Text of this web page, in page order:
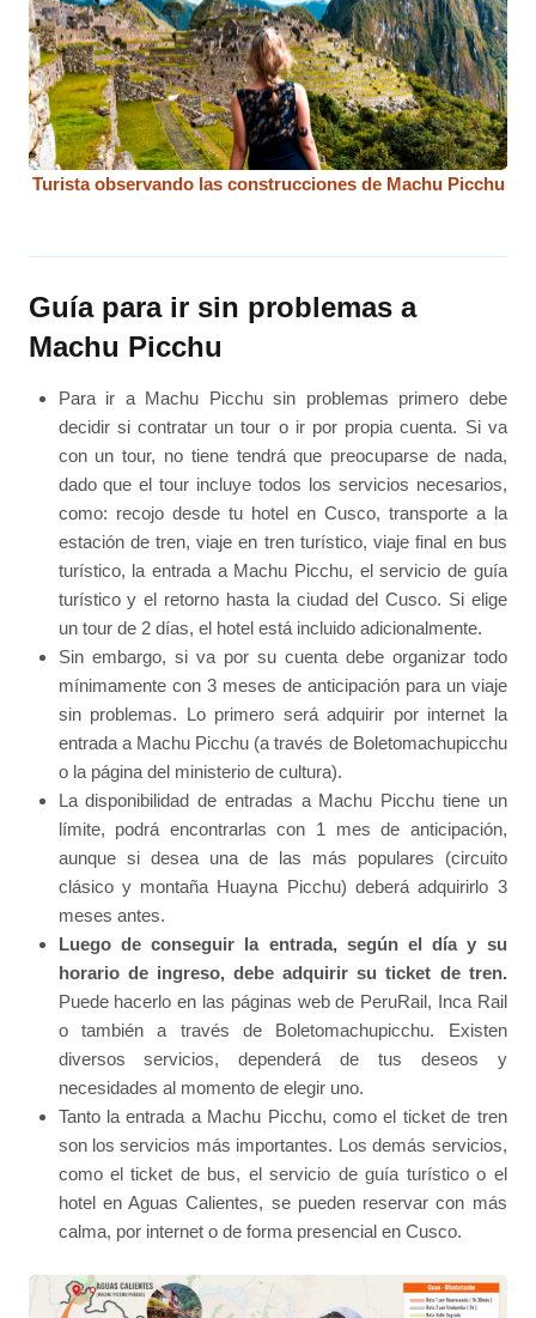
Turista observando las construcciones de Machu Picchu
Guía para ir sin problemas a
Machu Picchu
Para ir a Machu Picchu sin problemas primero debe
decidir si contratar un tour o ir por propia cuenta. Si va
con un tour, no tiene tendrá que preocuparse de nada,
dado que el tour incluye todos los servicios necesarios,
como: recojo desde tu hotel en Cusco, transporte a la
estación de tren, viaje en tren turístico, viaje final en bus
turístico, la entrada a Machu Picchu, el servicio de guía
turístico y el retorno hasta la ciudad del Cusco. Si elige
un tour de 2 días, el hotel está incluido adicionalmente.
Sin embargo, si va por su cuenta debe organizar todo
mínimamente con 3 meses de anticipación para un viaje
sin problemas. Lo primero será adquirir por internet la
entrada a Machu Picchu (a través de Boletomachupicchu
o la página del ministerio de cultura).
La disponibilidad de entradas a Machu Picchu tiene un
límite, podrá encontrarlas con 1 mes de anticipación,
aunque si desea una de las más populares (circuito
clásico y montaña Huayna Picchu) deberá adquirirlo 3
meses antes.
Luego de conseguir la entrada, según el día y su
horario de ingreso, debe adquirir su ticket de tren.
Puede hacerlo en las páginas web de PeruRail, Inca Rail
o también a través de Boletomachupicchu. Existen
diversos servicios, dependerá de tus deseos y
necesidades al momento de elegir uno.
Tanto la entrada a Machu Picchu, como el ticket de tren
son los servicios más importantes. Los demás servicios,
como el ticket de bus, el servicio de guía turístico o el
hotel en Aguas Calientes, se pueden reservar con más
calma, por internet o de forma presencial en Cusco.